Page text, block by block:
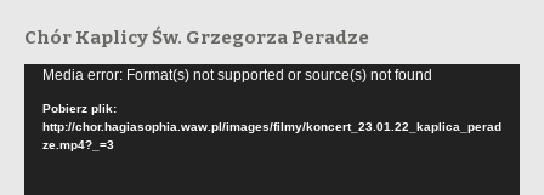
Chór Kaplicy Św. Grzegorza Peradze
Odtwarzacz
video
Media error: Format(s) not supported or source(s) not found
Pobierz plik:
http://chor.hagiasophia.waw.pl/images/filmy/koncert_23.01.22_kaplica_perad
ze.mp4?_=3